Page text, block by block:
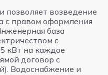
позволяет возведение
с правом оформления
база
с
кВт на каждое
договор с
Водоснабжение и